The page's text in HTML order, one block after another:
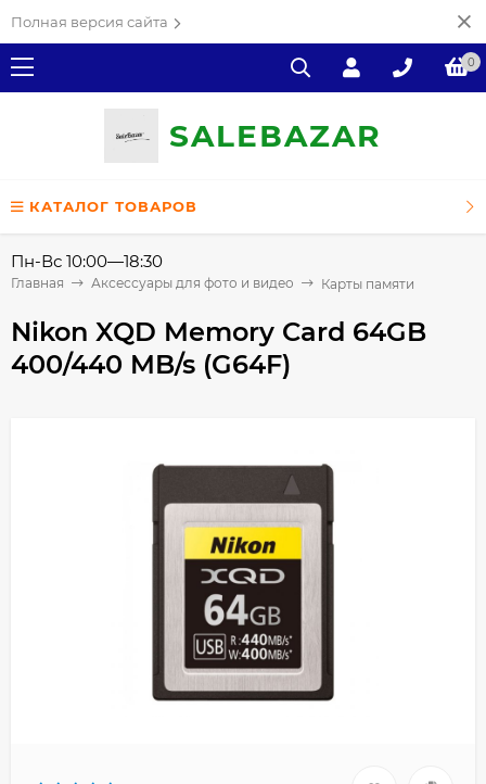
Полная версия сайта
0
SALEВAZAR
КАТАЛОГ ТОВАРОВ
Пн-Вс 10:00—18:30
Главная Аксессуары для фото и видео Карты памяти
Nikon XQD Memory Card 64GB
400/440 MB/s (G64F)